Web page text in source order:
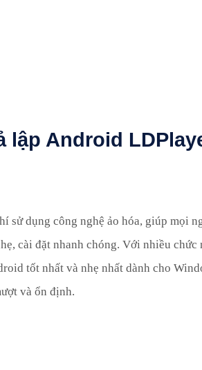
lập Android
sử dụng công nghệ ảo hóa, giúp mọi
cài đặt nhanh chóng. Với nhiều chức
tốt nhất và nhẹ nhất dành cho
và ổn định.